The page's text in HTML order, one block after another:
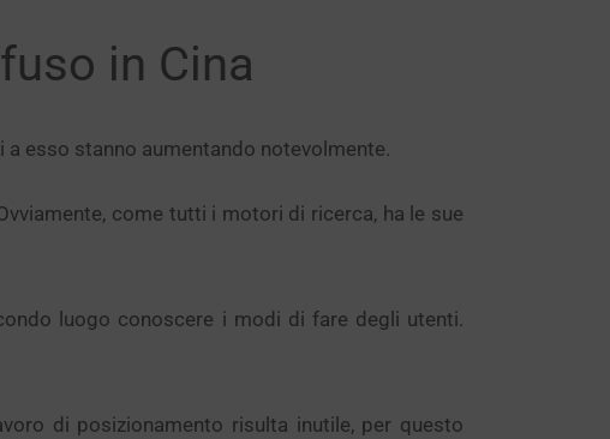
in Cina
esso stanno aumentando notevolmente.
come tutti i motori di ricerca, ha le sue
luogo conoscere i modi di fare degli utenti.
di posizionamento risulta inutile, per questo